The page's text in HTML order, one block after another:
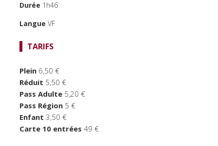
Durée 1h46
Langue VF
TARIFS
Plein 6,50 €
Réduit 5,50 €
Pass Adulte 5,20 €
Pass Région 5 €
Enfant 3,50 €
Carte 10 entrées 49 €